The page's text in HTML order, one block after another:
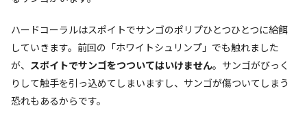
ハードコーラルはスポイトでサンゴのポリプひとつひとつに給餌
していきます。前回の「ホワイトシュリンプ」でも触れました
が、 スポイトでサンゴをつついてはいけません。サンゴがびっく
りして触手を引っ込めてしまいますし、サンゴが傷ついてしまう
恐れもあるからです。